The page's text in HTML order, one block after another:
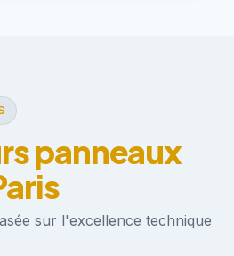
panneaux
sur l'excellence technique